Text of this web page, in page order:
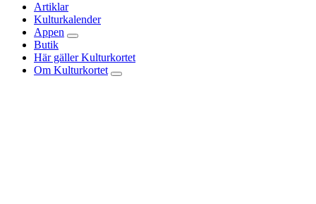
Artiklar
Kulturkalender
Appen
Butik
Här gäller Kulturkortet
Om Kulturkortet